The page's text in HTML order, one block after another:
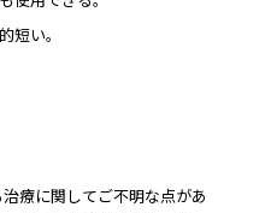
短い。
療に関してご不明な点があ